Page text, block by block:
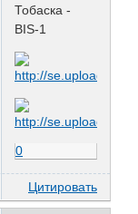
Тобаска -
BIS-1
0
Цитировать